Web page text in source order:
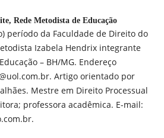
Rede Metodista de Educação
período da Faculdade de Direito do
Izabela Hendrix integrante
– BH/MG. Endereço
Artigo orientado por
Mestre em Direito Processual
professora acadêmica. E-mail: